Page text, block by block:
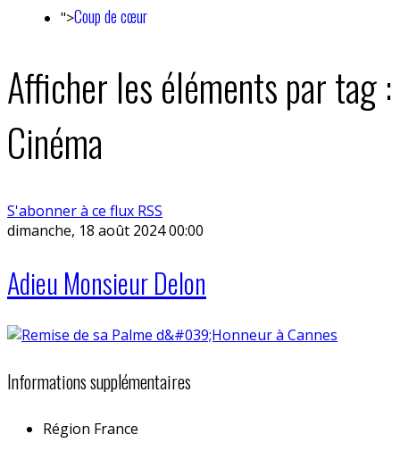
">Coup de cœur
Afficher les éléments par tag :
Cinéma
S'abonner à ce flux RSS
dimanche, 18 août 2024 00:00
Adieu Monsieur Delon
Informations supplémentaires
Région France